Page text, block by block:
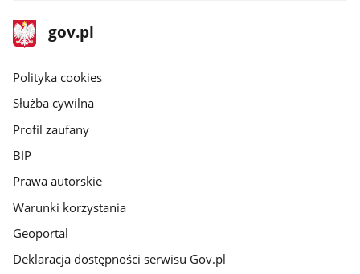
stopka
gov.pl
Strona
gov.pl
gov.pl
Polityka cookies
Służba cywilna
Profil zaufany
BIP
Prawa autorskie
Warunki korzystania
Geoportal
Deklaracja dostępności serwisu Gov.pl